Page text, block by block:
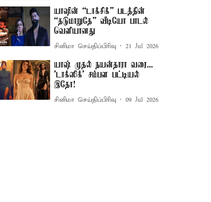
யாஷின் “டாக்சிக்” படத்தின்
“தடுமாறுதே” வீடியோ பாடல்
வெளியானது
சினிமா செய்திப்பிரிவு 21 Jul 2026
யாஷ் முதல் நயன்தாரா வரை...
'டாக்ஸிக்' சம்பள பட்டியல்
இதோ!
சினிமா செய்திப்பிரிவு 09 Jul 2026